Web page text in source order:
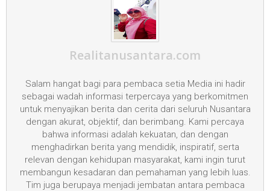
Realitanusantara.com
Salam hangat bagi para pembaca setia Media ini hadir
sebagai wadah informasi terpercaya yang berkomitmen
untuk menyajikan berita dan cerita dari seluruh Nusantara
dengan akurat, objektif, dan berimbang. Kami percaya
bahwa informasi adalah kekuatan, dan dengan
menghadirkan berita yang mendidik, inspiratif, serta
relevan dengan kehidupan masyarakat, kami ingin turut
membangun kesadaran dan pemahaman yang lebih luas.
Tim juga berupaya menjadi jembatan antara pembaca